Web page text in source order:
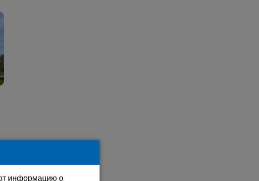
информацию о